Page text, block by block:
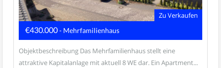
Zu Verkaufen
€430.000- Mehrfamilienhaus
Objektbeschreibung Das Mehrfamilienhaus stellt eine
attraktive Kapitalanlage mit aktuell 8 WE dar. Ein Apartment...